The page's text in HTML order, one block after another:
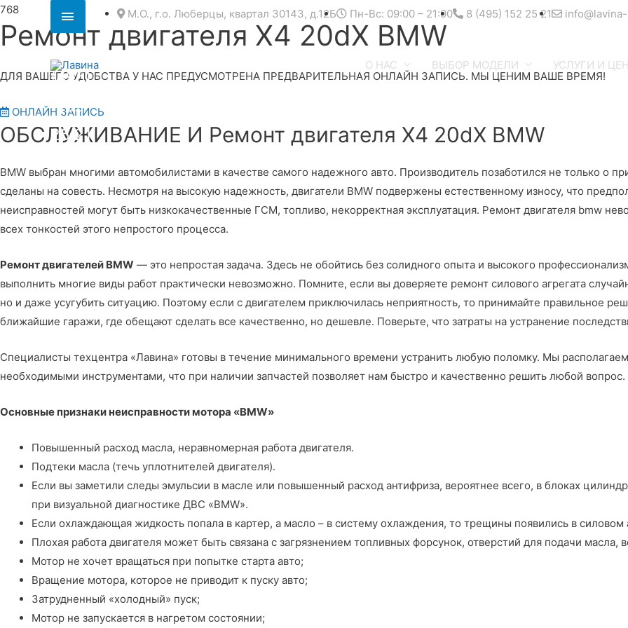
Секция
над
шапкой
8
(495)
152
25 21
М.О., г.о. Люберцы, квартал 30143, д.12Б Пн-Вс: 09:00 – 21:00 8 (495) 152 25 21
О НАС ВЫБОР МОДЕЛИ УСЛУГИ И
Ремонт двигателя X4 20dX BMW
ДЛЯ ВАШЕГО УДОБСТВА У НАС ПРЕДУСМОТРЕНА ПРЕДВАРИТЕЛЬНАЯ ОНЛАЙН ЗАПИСЬ. МЫ ЦЕНИМ ВАШЕ ВРЕМЯ!
ОНЛАЙН ЗАПИСЬ
ОБСЛУЖИВАНИЕ И Ремонт двигателя X4 20dX BMW
BMW выбран многими автомобилистами в качестве самого надежного авто. Производитель позаботился не только о
сделаны на совесть. Несмотря на высокую надежность, двигатели BMW подвержены естественному износу, что
неисправностей могут быть низкокачественные ГСМ, топливо, некорректная эксплуатация. Ремонт двигателя bmw
всех тонкостей этого непростого процесса.
Ремонт двигателей BMW — это непростая задача. Здесь не обойтись без солидного опыта и высокого
выполнить многие виды работ практически невозможно. Помните, если вы доверяете ремонт силового агрегата
но и даже усугубить ситуацию. Поэтому если с двигателем приключилась неприятность, то принимайте правильное
ближайшие гаражи, где обещают сделать все качественно, но дешевле. Поверьте, что затраты на устранение
Специалисты техцентра «Лавина» готовы в течение минимального времени устранить любую поломку. Мы
необходимыми инструментами, что при наличии запчастей позволяет нам быстро и качественно решить любой вопрос.
Основные признаки неисправности мотора «BMW»
Повышенный расход масла, неравномерная работа двигателя.
Подтеки масла (течь уплотнителей двигателя).
Если вы заметили следы эмульсии в масле или повышенный расход антифриза, вероятнее всего, в блоках
при визуальной диагностике ДВС «BMW».
Если охлаждающая жидкость попала в картер, а масло – в систему охлаждения, то трещины появились в силовом
Плохая работа двигателя может быть связана с загрязнением топливных форсунок, отверстий для подачи масла,
Мотор не хочет вращаться при попытке старта авто;
Вращение мотора, которое не приводит к пуску авто;
Затрудненный «холодный» пуск;
Мотор не запускается в нагретом состоянии;